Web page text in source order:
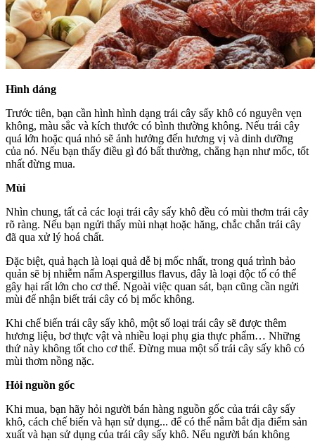
Hình dáng
Trước tiên, bạn cần hình hình dạng trái cây sấy khô có nguyên vẹn
không, màu sắc và kích thước có bình thường không. Nếu trái cây
quá lớn hoặc quá nhỏ sẽ ảnh hưởng đến hương vị và dinh dưỡng
của nó. Nếu bạn thấy điều gì đó bất thường, chẳng hạn như mốc, tốt
nhất đừng mua.
Mùi
Nhìn chung, tất cả các loại trái cây sấy khô đều có mùi thơm trái cây
rõ ràng. Nếu bạn ngửi thấy mùi nhạt hoặc hăng, chắc chắn trái cây
đã qua xử lý hoá chất.
Đặc biệt, quả hạch là loại quả dễ bị mốc nhất, trong quá trình bảo
quản sẽ bị nhiễm nấm Aspergillus flavus, đây là loại độc tố có thể
gây hại rất lớn cho cơ thể. Ngoài việc quan sát, bạn cũng cần ngửi
mùi để nhận biết trái cây có bị mốc không.
Khi chế biến trái cây sấy khô, một số loại trái cây sẽ được thêm
hương liệu, bơ thực vật và nhiều loại phụ gia thực phẩm… Những
thứ này không tốt cho cơ thể. Đừng mua một số trái cây sấy khô có
mùi thơm nồng nặc.
Hỏi nguồn gốc
Khi mua, bạn hãy hỏi người bán hàng nguồn gốc của trái cây sấy
khô, cách chế biến và hạn sử dụng... để có thể nắm bắt địa điểm sản
xuất và hạn sử dụng của trái cây sấy khô. Nếu người bán không